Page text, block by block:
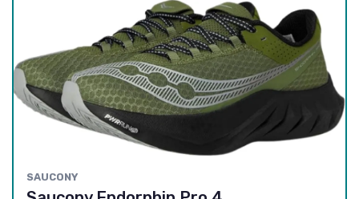
SAUCONY